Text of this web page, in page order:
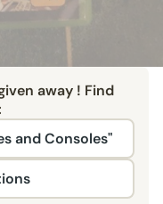
away ! Find
and Consoles"